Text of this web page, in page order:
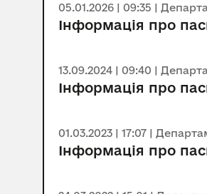
05.01.2026 | 09:35 |
Інформація про
13.09.2024 | 09:40 |
Інформація про
01.03.2023 | 17:07 |
Інформація про